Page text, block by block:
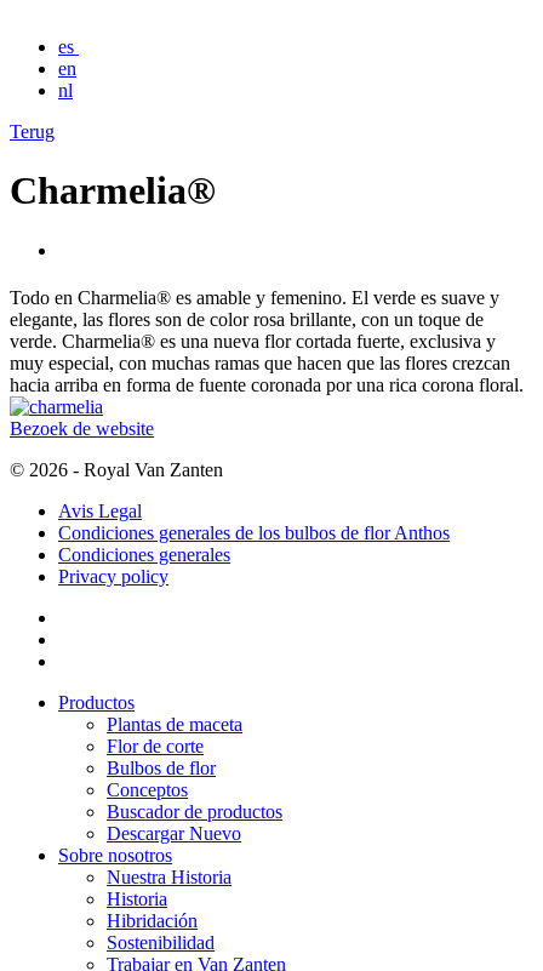
es
en
nl
Terug
Charmelia®
Todo en Charmelia® es amable y femenino. El verde es suave y
elegante, las flores son de color rosa brillante, con un toque de
verde. Charmelia® es una nueva flor cortada fuerte, exclusiva y
muy especial, con muchas ramas que hacen que las flores crezcan
hacia arriba en forma de fuente coronada por una rica corona floral.
Bezoek de website
© 2026 - Royal Van Zanten
Avis Legal
Condiciones generales de los bulbos de flor Anthos
Condiciones generales
Privacy policy
Productos
Plantas de maceta
Flor de corte
Bulbos de flor
Conceptos
Buscador de productos
Descargar Nuevo
Sobre nosotros
Nuestra Historia
Historia
Hibridación
Sostenibilidad
Trabajar en Van Zanten